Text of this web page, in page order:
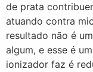
de prata
atuando contra
resultado não é
algum, e esse é
ionizador faz é